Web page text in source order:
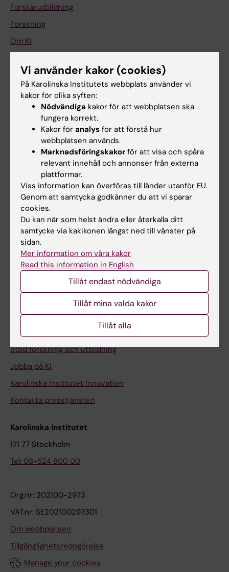
Forskarutbildning
Forskning
Om KI
På gång
Nyheter
Kalender
Schema
Studentmejlen
Kurs- och programwebbar
Student på KI
Medarbetare
Medarbetarportalen
Kontakta och besök KI
Universitetsbiblioteket
Stöd forskning och utbildning
Jobba på KI
Karolinska Institutet Innovation
Kontakta presstjänsten
Karolinska Institutet
171 77 Stockholm
Tel: 08-524 800 00
Org.nr: 202100-2973
VAT.nr: SE202100297301
Om webbplatsen
Tillgänglighetsredogörelse
Manage your cookies
Vi använder kakor (cookies)
På Karolinska Institutets webbplats använder vi
kakor för olika syften:
Nödvändiga kakor för att webbplatsen ska
fungera korrekt.
Kakor för analys för att förstå hur
webbplatsen används.
Marknadsföringskakor för att visa och spåra
relevant innehåll och annonser från externa
plattformar.
Viss information kan överföras till länder utanför EU.
Genom att samtycka godkänner du att vi sparar
cookies.
Du kan när som helst ändra eller återkalla ditt
samtycke via kakikonen längst ned till vänster på
sidan.
Mer information om våra kakor
Read this information in English
Tillåt endast nödvändiga
Tillåt mina valda kakor
Tillåt alla